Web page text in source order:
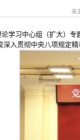
来
学习中心组（扩大）
入贯彻中央八项规定